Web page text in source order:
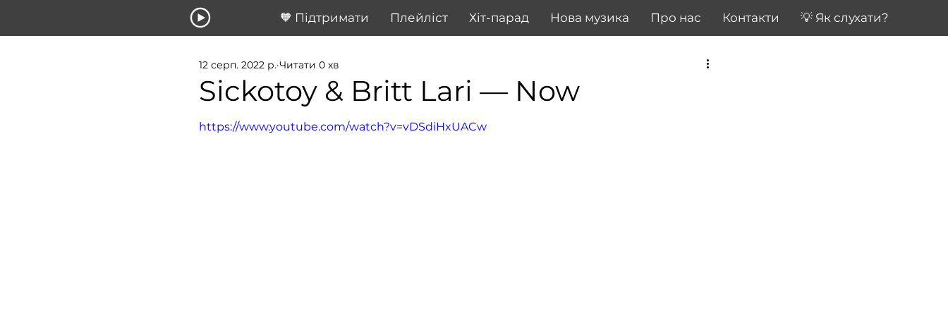
🧡 Підтримати Плейліст Хіт-парад Нова музика Про нас Контакти 💡 Як слухати?
Sickotoy & Britt Lari — Now
12 серп. 2022 р. Читати 0 хв
https://www.youtube.com/watch?v=vDSdiHxUACw